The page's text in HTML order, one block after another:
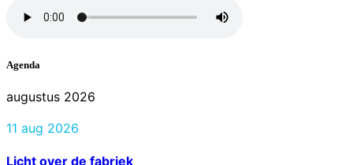
Agenda
augustus 2026
11 aug 2026
Licht over de fabriek